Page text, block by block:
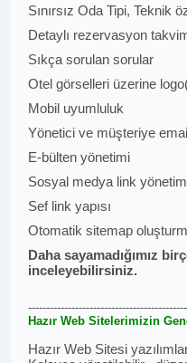
Sınırsız Oda Tipi, Teknik
Detaylı rezervasyon
Sıkça sorulan sorular
Otel görselleri üzerine
Mobil uyumluluk
Yönetici ve müşteriye
E-bülten yönetimi
Sosyal medya link
Sef link yapısı
Otomatik sitemap
Daha sayamadığımız
inceleyebilirsiniz.
Hazır Web Sitelerimizin
Hazır Web Sitesi